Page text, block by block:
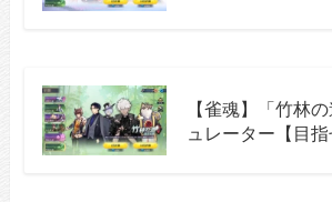
【雀魂】「竹林
ュレーター【目指